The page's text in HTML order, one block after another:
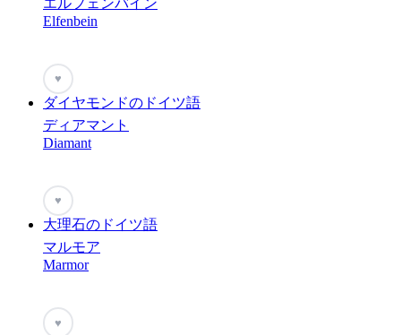
Elfenbein
♥
ダイヤモンドのドイツ語
ディアマント
Diamant
♥
大理石のドイツ語
マルモア
Marmor
♥